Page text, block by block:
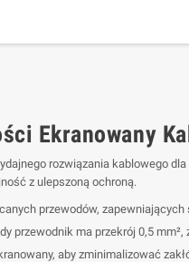
Ekranowany
rozwiązania kablowego
z ulepszoną ochroną.
przewodów, zapewniających
przewodnik ma przekrój 0,5
aby zminimalizować